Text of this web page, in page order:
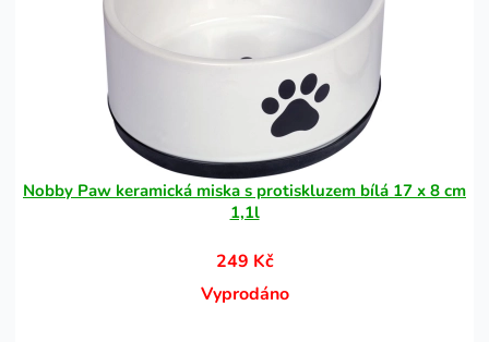
Nobby Paw keramická miska s protiskluzem bílá 17 x 8 cm
1,1l
249 Kč
Vyprodáno